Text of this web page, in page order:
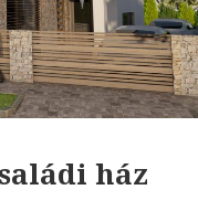
ház